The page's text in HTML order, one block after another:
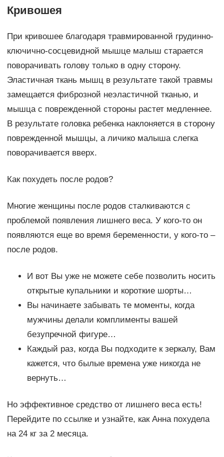
Кривошея
При кривошее благодаря травмированной грудинно-
ключично-сосцевидной мышце малыш старается
поворачивать голову только в одну сторону.
Эластичная ткань мышц в результате такой травмы
замещается фиброзной неэластичной тканью, и
мышца с поврежденной стороны растет медленнее.
В результате головка ребенка наклоняется в сторону
поврежденной мышцы, а личико малыша слегка
поворачивается вверх.
Как похудеть после родов?
Многие женщины после родов сталкиваются с
проблемой появления лишнего веса. У кого-то он
появляются еще во время беременности, у кого-то –
после родов.
И вот Вы уже не можете себе позволить носить
открытые купальники и короткие шорты…
Вы начинаете забывать те моменты, когда
мужчины делали комплименты вашей
безупречной фигуре…
Каждый раз, когда Вы подходите к зеркалу, Вам
кажется, что былые времена уже никогда не
вернуть…
Но эффективное средство от лишнего веса есть!
Перейдите по ссылке и узнайте, как Анна похудела
на 24 кг за 2 месяца.